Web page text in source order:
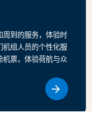
周到的服务，体验时
机组人员的个性化服
机票，体验荷航与众